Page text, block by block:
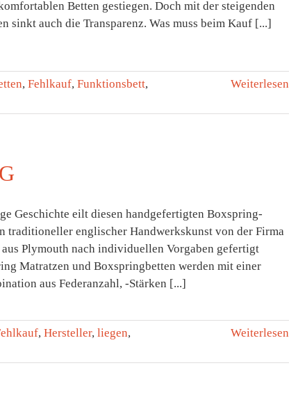
Betten gestiegen. Doch mit der steigenden
sinkt auch die Transparenz. Was muss beim Kauf [...]
, Fehlkauf, Funktionsbett,
Weiterlesen
Geschichte eilt diesen handgefertigten Boxspring-
traditioneller englischer Handwerkskunst von der Firma
Plymouth nach individuellen Vorgaben gefertigt
Matratzen und Boxspringbetten werden mit einer
aus Federanzahl, -Stärken [...]
, Hersteller, liegen,
Weiterlesen